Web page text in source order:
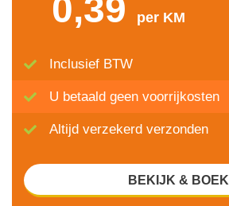
0,39 per KM
Inclusief BTW
U betaald geen voorrijkosten
Altijd verzekerd verzonden
BEKIJK & BOEK